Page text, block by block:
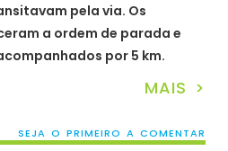
pela via. Os
a ordem de parada e
por 5 km.
MAIS >
SEJA O PRIMEIRO A COMENTAR